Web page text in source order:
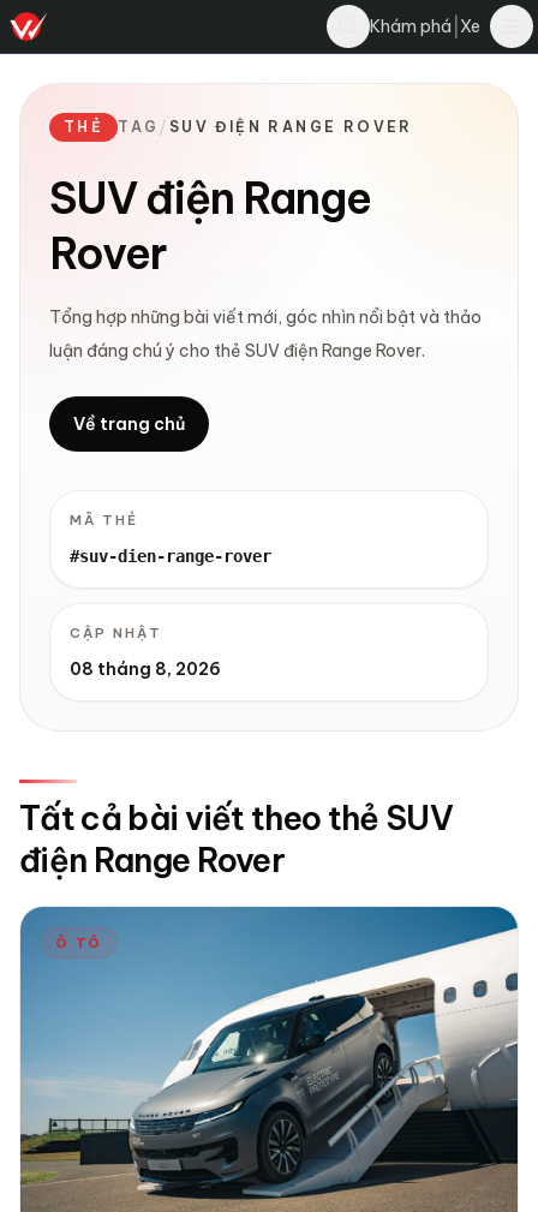
Khám phá Xe
THẺ TAG / SUV ĐIỆN RANGE ROVER
SUV điện Range
Rover
Tổng hợp những bài viết mới, góc nhìn nổi bật và thảo
luận đáng chú ý cho thẻ SUV điện Range Rover.
Về trang chủ
MÃ THẺ
#suv-dien-range-rover
CẬP NHẬT
08 tháng 8, 2026
Tất cả bài viết theo thẻ SUV
điện Range Rover
Ô TÔ